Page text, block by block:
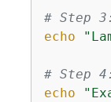
# Step
echo
# Step
echo